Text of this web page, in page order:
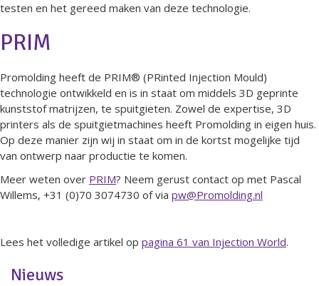
testen en het gereed maken van deze technologie.
PRIM
Promolding heeft de PRIM® (PRinted Injection Mould)
technologie ontwikkeld en is in staat om middels 3D geprinte
kunststof matrijzen, te spuitgieten. Zowel de expertise, 3D
printers als de spuitgietmachines heeft Promolding in eigen huis.
Op deze manier zijn wij in staat om in de kortst mogelijke tijd
van ontwerp naar productie te komen.
Meer weten over PRIM? Neem gerust contact op met Pascal
Willems, +31 (0)70 3074730 of via pw@Promolding.nl
Lees het volledige artikel op pagina 61 van Injection World.
Nieuws